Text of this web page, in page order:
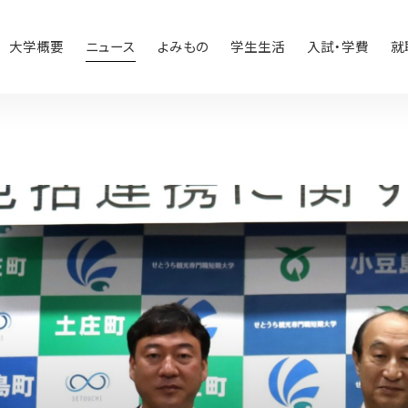
大学概要 ニュース よみもの 学生生活 入試・学費 就